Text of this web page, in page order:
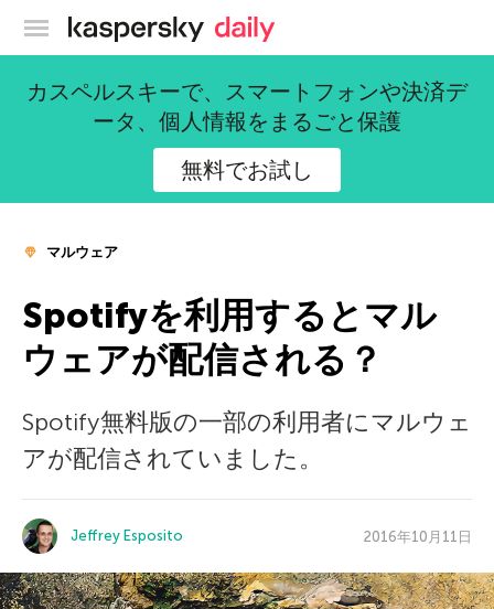
カスペルスキー公式ブログ
カスペルスキーで、スマートフォンや決済デ
ータ、個人情報をまるごと保護
無料でお試し
マルウェア
Spotifyを利用するとマル
ウェアが配信される？
Spotify無料版の一部の利用者にマルウェ
アが配信されていました。
Jeffrey Esposito 2016年10月11日